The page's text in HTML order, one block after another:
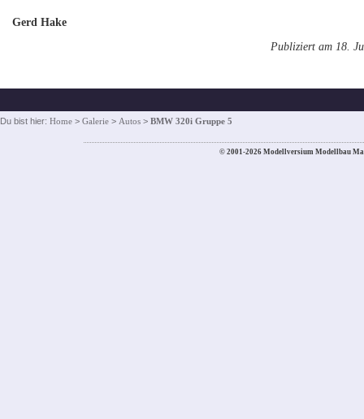
Gerd Hake
Publiziert am 18.
Du bist hier: Home > Galerie > Autos > BMW 320i Gruppe 5
© 2001-2026 Modellversium Modellbau